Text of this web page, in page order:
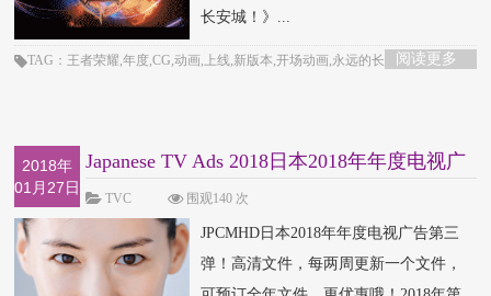
长安城！》...
阅读更多
TAG：王者荣耀,年度,CG,动画,上线,新版本,开场动画,永远的长安城,Blur
2018年
01月27日
Japanese TV Ads 2018日本2018年年度电视广
告第三弹
TVC 围观140 次
JPCMHD日本2018年年度电视广告第三
弹！高清文件，每两周更新一个文件，